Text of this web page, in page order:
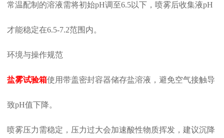
常温配制的溶液需将初始pH调至6.5以下，喷雾后收集液pH
才能稳定在6.5-7.2范围内。
环境与操作规范‌
盐雾试验箱使用带盖密封容器储存盐溶液，避免空气接触导
致pH值下降。
喷雾压力需稳定，压力过大会加速酸性物质挥发，建议沉降